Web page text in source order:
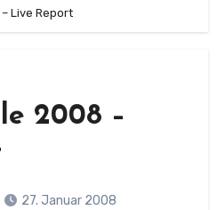
Live Report
2008 –
27. Januar 2008